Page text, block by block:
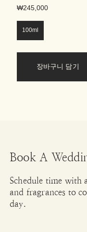
₩245,000
100ml
장바구니 담기
Book A
Schedule time with
and fragrances to
day.